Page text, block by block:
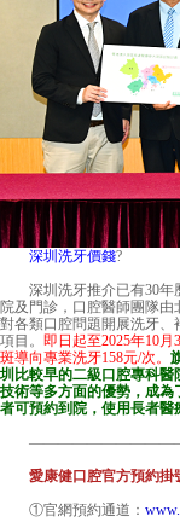
深圳洗牙價錢?
深圳洗牙推介已有30年
院及門診，口腔醫師團隊
對各類口腔問題開展洗牙
項目。 即日起至2025年10
斑導向專業洗牙158元/次。
圳比較早的二級口腔專科醫
技術等多方面的優勢，成
者可預約到院，使用長者醫
愛康健口腔官方預約掛
①官網預約通道：